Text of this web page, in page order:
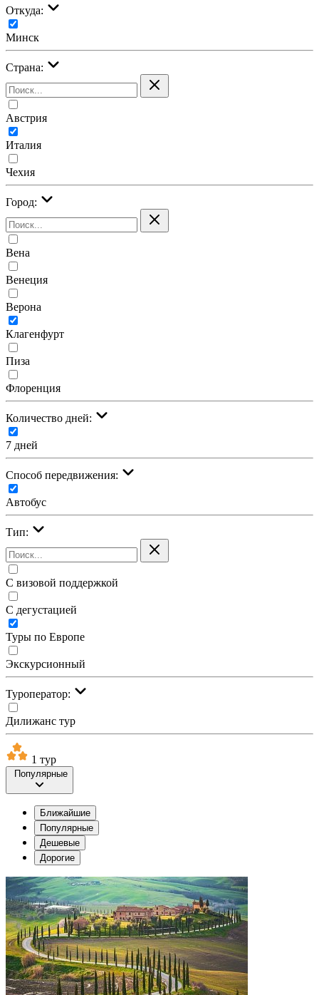
Откуда:
Минск
Страна:
Австрия
Италия
Чехия
Город:
Вена
Венеция
Верона
Клагенфурт
Пиза
Флоренция
Количество дней:
7 дней
Cпособ передвижения:
Автобус
Тип:
С визовой поддержкой
С дегустацией
Туры по Европе
Экскурсионный
Туроператор:
Дилижанс тур
1 тур
Популярные
Ближайшие
Популярные
Дешевые
Дорогие